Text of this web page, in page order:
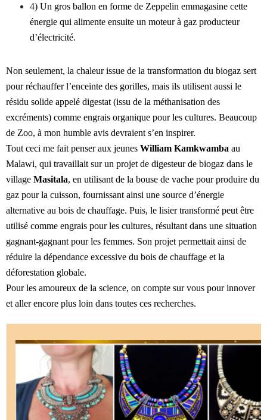
4) Un gros ballon en forme de Zeppelin emmagasine cette
énergie qui alimente ensuite un moteur à gaz producteur
d’électricité.
Non seulement, la chaleur issue de la transformation du biogaz sert
pour réchauffer l’enceinte des gorilles, mais ils utilisent aussi le
résidu solide appelé digestat (issu de la méthanisation des
excréments) comme engrais organique pour les cultures. Beaucoup
de Zoo, à mon humble avis devraient s’en inspirer.
Tout ceci me fait penser aux jeunes William Kamkwamba au
Malawi, qui travaillait sur un projet de digesteur de biogaz dans le
village Masitala, en utilisant de la bouse de vache pour produire du
gaz pour la cuisson, fournissant ainsi une source d’énergie
alternative au bois de chauffage. Puis, le lisier transformé peut être
utilisé comme engrais pour les cultures, résultant dans une situation
gagnant-gagnant pour les femmes. Son projet permettait ainsi de
réduire la dépendance excessive du bois de chauffage et la
déforestation globale.
Pour les amoureux de la science, on compte sur vous pour innover
et aller encore plus loin dans toutes ces recherches.